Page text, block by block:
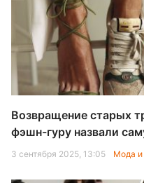
Возвращение старых
фэшн-гуру назвали
3 сентября 2025, 13:05 Мода и